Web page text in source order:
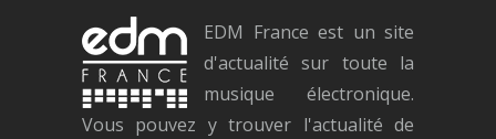
EDM France est un site
d'actualité sur toute la
musique électronique.
Vous pouvez y trouver l'actualité de